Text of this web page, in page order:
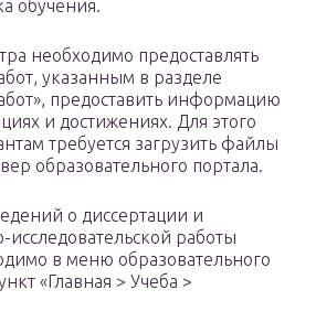
обучения.
необходимо предоставлять
указанным в разделе
предоставить информацию
и достижениях. Для этого
требуется загрузить файлы
образовательного портала.
о диссертации и
исследовательской работы
в меню образовательного
«Главная > Учеба >